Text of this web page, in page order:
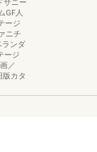
サニー
GF人
ージ
ニチ
ランダ
ージ
／
カタ